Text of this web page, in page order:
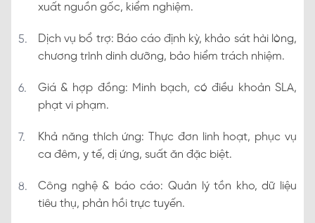
xuất nguồn gốc, kiểm nghiệm.
Dịch vụ bổ trợ: Báo cáo định kỳ, khảo sát hài lòng,
chương trình dinh dưỡng, bảo hiểm trách nhiệm.
Giá & hợp đồng: Minh bạch, có điều khoản SLA,
phạt vi phạm.
Khả năng thích ứng: Thực đơn linh hoạt, phục vụ
ca đêm, y tế, dị ứng, suất ăn đặc biệt.
Công nghệ & báo cáo: Quản lý tồn kho, dữ liệu
tiêu thụ, phản hồi trực tuyến.